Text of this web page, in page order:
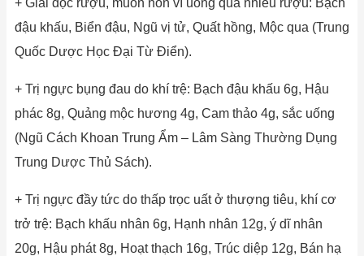
đậu khấu, Biển đậu, Ngũ vị tử, Quất hồng, Mộc qua (Trung
Quốc Dược Học Đại Từ Điển).
+ Trị ngực bụng đau do khí trệ: Bạch đậu khấu 6g, Hậu
phác 8g, Quảng mộc hương 4g, Cam thảo 4g, sắc uống
(Ngũ Cách Khoan Trung Ẩm – Lâm Sàng Thường Dụng
Trung Dược Thủ Sách).
+ Trị ngực đầy tức do thấp trọc uất ở thượng tiêu, khí cơ
trở trệ: Bạch khấu nhân 6g, Hạnh nhân 12g, ý dĩ nhân
20g, Hậu phát 8g, Hoạt thạch 16g, Trúc diệp 12g, Bán hạ